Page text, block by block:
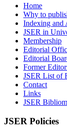
Home
Why to
Indexing and
JSER in
Membership
Editorial
Editorial
Former
JSER List of
Contact
Links
JSER
JSER Policies